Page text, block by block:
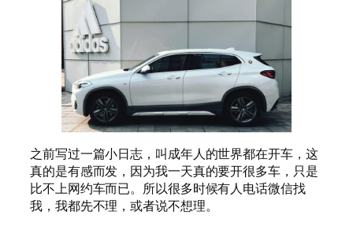
之前写过一篇小日志，叫成年人的世界都在开车，这
真的是有感而发，因为我一天真的要开很多车，只是
比不上网约车而已。所以很多时候有人电话微信找
我，我都先不理，或者说不想理。